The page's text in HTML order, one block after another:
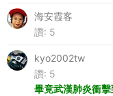
海安霞客
讚: 5
kyo2002tw
讚: 5
畢竟武漢肺炎衝擊